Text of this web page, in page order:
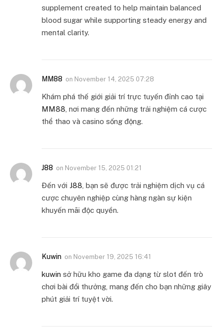
supplement created to help maintain balanced
blood sugar while supporting steady energy and
mental clarity.
MM88 on November 14, 2025 07:28
Khám phá thế giới giải trí trực tuyến đỉnh cao tại
MM88 , nơi mang đến những trải nghiệm cá cược
thể thao và casino sống động.
J88 on November 15, 2025 01:21
Đến với J88 , bạn sẽ được trải nghiệm dịch vụ cá
cược chuyên nghiệp cùng hàng ngàn sự kiện
khuyến mãi độc quyền.
Kuwin on November 19, 2025 16:41
kuwin sở hữu kho game đa dạng từ slot đến trò
chơi bài đổi thưởng, mang đến cho bạn những giây
phút giải trí tuyệt vời.